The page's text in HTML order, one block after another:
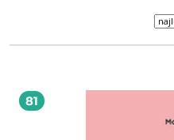
81